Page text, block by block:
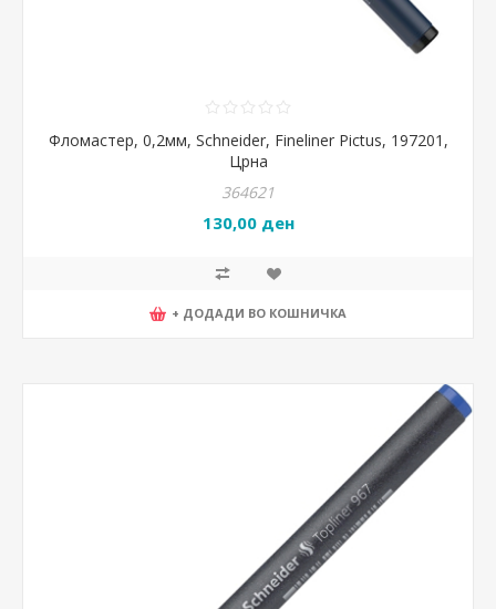
Фломастер, 0,2мм, Schneider, Fineliner Pictus, 197201,
Црна
364621
130,00 ден
+ ДОДАДИ ВО КОШНИЧКА